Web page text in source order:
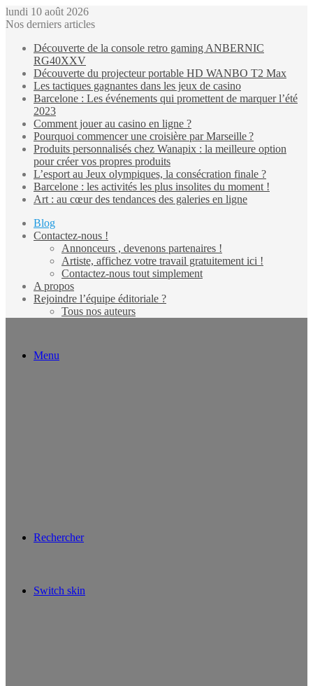
lundi 10 août 2026
Nos derniers articles
Découverte de la console retro gaming ANBERNIC
RG40XXV
Découverte du projecteur portable HD WANBO T2 Max
Les tactiques gagnantes dans les jeux de casino
Barcelone : Les événements qui promettent de marquer l’été
2023
Comment jouer au casino en ligne ?
Pourquoi commencer une croisière par Marseille ?
Produits personnalisés chez Wanapix : la meilleure option
pour créer vos propres produits
L’esport au Jeux olympiques, la consécration finale ?
Barcelone : les activités les plus insolites du moment !
Art : au cœur des tendances des galeries en ligne
Blog
Contactez-nous !
Annonceurs , devenons partenaires !
Artiste, affichez votre travail gratuitement ici !
Contactez-nous tout simplement
A propos
Rejoindre l’équipe éditoriale ?
Tous nos auteurs
Menu
Rechercher
Switch skin